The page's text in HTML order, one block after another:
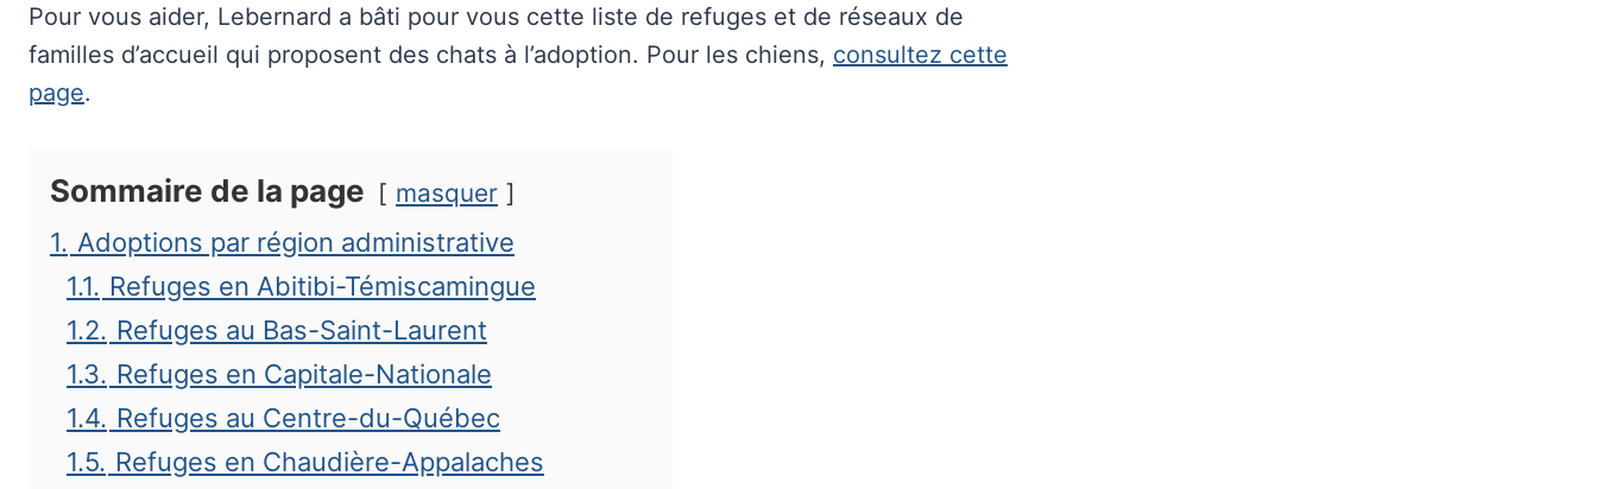
Pour vous aider, Lebernard a bâti pour vous cette liste de refuges et de réseaux de
familles d’accueil qui proposent des chats à l’adoption. Pour les chiens, consultez cette
page.
Sommaire de la page masquer
1. Adoptions par région administrative
1.1. Refuges en Abitibi-Témiscamingue
1.2. Refuges au Bas-Saint-Laurent
1.3. Refuges en Capitale-Nationale
1.4. Refuges au Centre-du-Québec
1.5. Refuges en Chaudière-Appalaches